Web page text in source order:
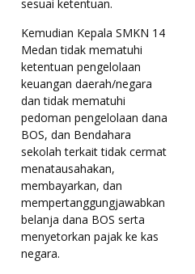
sesuai ketentuan.
Kemudian Kepala SMKN 14
Medan tidak mematuhi
ketentuan pengelolaan
keuangan daerah/negara
dan tidak mematuhi
pedoman pengelolaan dana
BOS, dan Bendahara
sekolah terkait tidak cermat
menatausahakan,
membayarkan, dan
mempertanggungjawabkan
belanja dana BOS serta
menyetorkan pajak ke kas
negara.